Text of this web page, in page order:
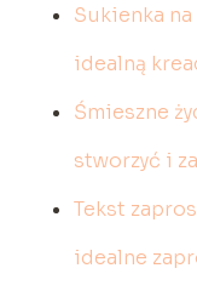
Sukienka
idealną
Śmieszne
stworzyć i
Tekst
idealne